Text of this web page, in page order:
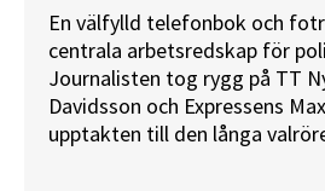
En välfylld telefonbok och
centrala arbetsredskap för
Journalisten tog rygg på TT
Davidsson och Expressens
upptakten till den långa